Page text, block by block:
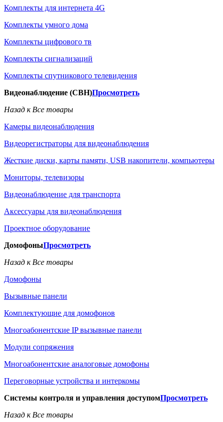
Комплекты для интернета 4G
Комплекты умного дома
Комплекты цифрового тв
Комплекты сигнализаций
Комплекты спутникового телевидения
Видеонаблюдение (СВН)Просмотреть
Назад к Все товары
Камеры видеонаблюдения
Видеорегистраторы для видеонаблюдения
Жесткие диски, карты памяти, USB накопители, компьютеры
Мониторы, телевизоры
Видеонаблюдение для транспорта
Аксессуары для видеонаблюдения
Проектное оборудование
ДомофоныПросмотреть
Назад к Все товары
Домофоны
Вызывные панели
Комплектующие для домофонов
Многоабонентские IP вызывные панели
Модули сопряжения
Многоабонентские аналоговые домофоны
Переговорные устройства и интеркомы
Системы контроля и управления доступомПросмотреть
Назад к Все товары